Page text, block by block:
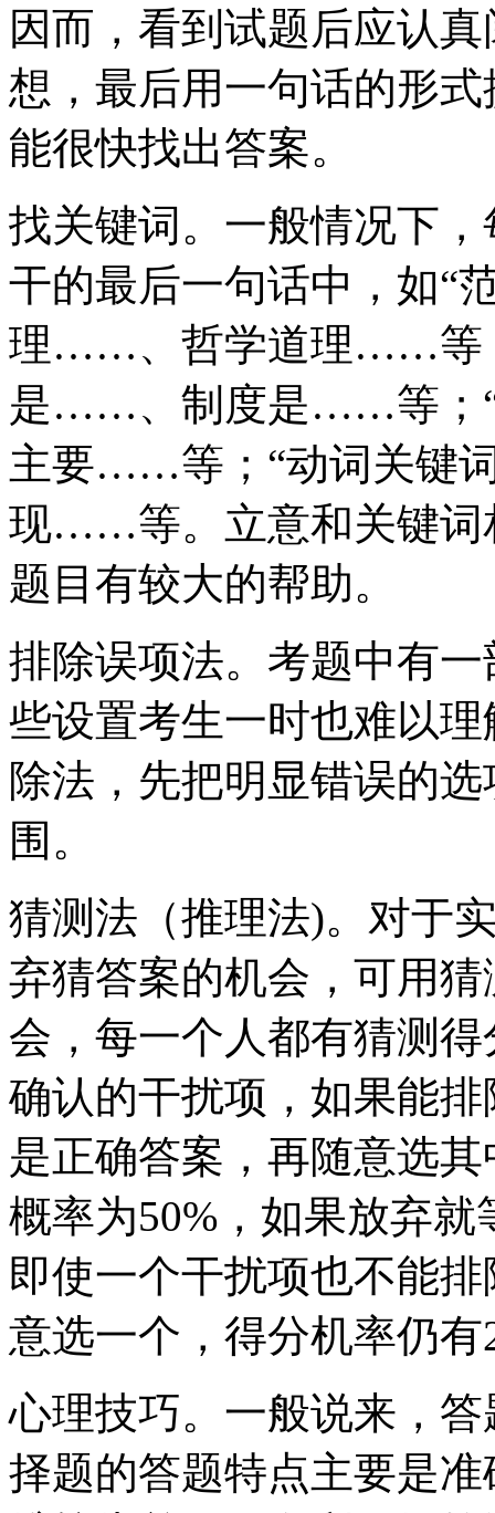
因而，看到试题后应认
想，最后用一句话的形
能很快找出答案。
找关键词。一般情况下
干的最后一句话中，如“
理……、哲学道理……等
是……、制度是……等；
主要……等；“动词关键
现……等。立意和关键词
题目有较大的帮助。
排除误项法。考题中有
些设置考生一时也难以
除法，先把明显错误的
围。
猜测法（推理法)。对于
弃猜答案的机会，可用
会，每一个人都有猜测
确认的干扰项，如果能
是正确答案，再随意选
概率为50%，如果放弃
即使一个干扰项也不能
意选一个，得分机率仍有
心理技巧。一般说来，
择题的答题特点主要是